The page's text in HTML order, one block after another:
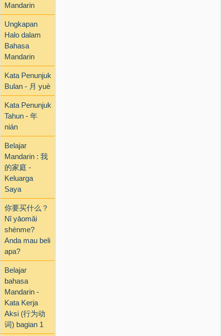
Mandarin
Ungkapan
Halo dalam
Bahasa
Mandarin
Kata Penunjuk
Bulan - 月 yuè
Kata Penunjuk
Tahun - 年
nián
Belajar
Mandarin : 我
的家庭 -
Keluarga
Saya
你要买什么？
Nǐ yāomǎi
shénme?
Anda mau beli
apa?
Belajar
bahasa
Mandarin -
Kata Kerja
Aksi (行为动
词) bagian 1